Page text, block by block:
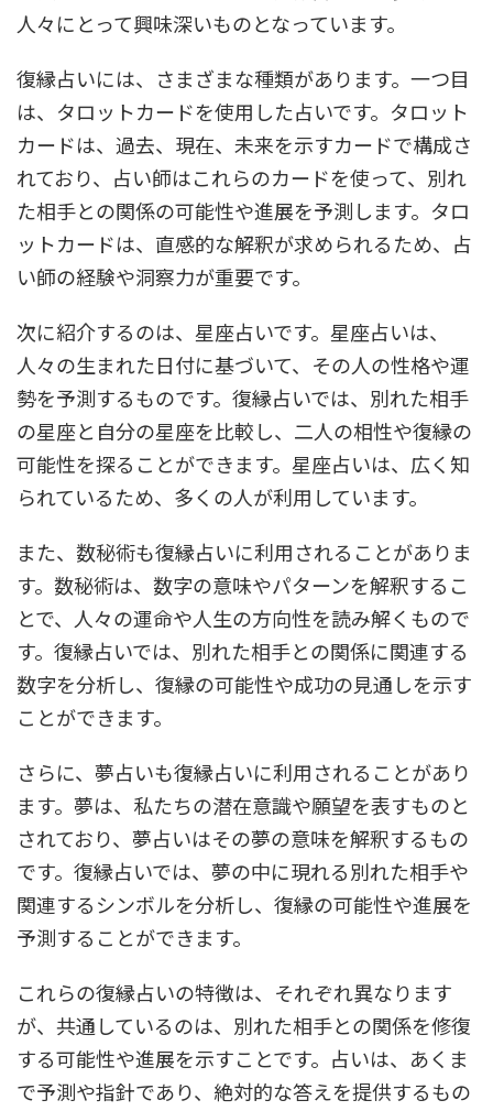
人々にとって興味深いものとなっています。
復縁占いには、さまざまな種類があります。一つ目
は、タロットカードを使用した占いです。タロット
カードは、過去、現在、未来を示すカードで構成さ
れており、占い師はこれらのカードを使って、別れ
た相手との関係の可能性や進展を予測します。タロ
ットカードは、直感的な解釈が求められるため、占
い師の経験や洞察力が重要です。
次に紹介するのは、星座占いです。星座占いは、
人々の生まれた日付に基づいて、その人の性格や運
勢を予測するものです。復縁占いでは、別れた相手
の星座と自分の星座を比較し、二人の相性や復縁の
可能性を探ることができます。星座占いは、広く知
られているため、多くの人が利用しています。
また、数秘術も復縁占いに利用されることがありま
す。数秘術は、数字の意味やパターンを解釈するこ
とで、人々の運命や人生の方向性を読み解くもので
す。復縁占いでは、別れた相手との関係に関連する
数字を分析し、復縁の可能性や成功の見通しを示す
ことができます。
さらに、夢占いも復縁占いに利用されることがあり
ます。夢は、私たちの潜在意識や願望を表すものと
されており、夢占いはその夢の意味を解釈するもの
です。復縁占いでは、夢の中に現れる別れた相手や
関連するシンボルを分析し、復縁の可能性や進展を
予測することができます。
これらの復縁占いの特徴は、それぞれ異なります
が、共通しているのは、別れた相手との関係を修復
する可能性や進展を示すことです。占いは、あくま
で予測や指針であり、絶対的な答えを提供するもの